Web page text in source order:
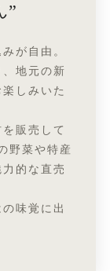
”
が自由。
地元の新
しみいた
販売して
野菜や特産
的な直売
味覚に出